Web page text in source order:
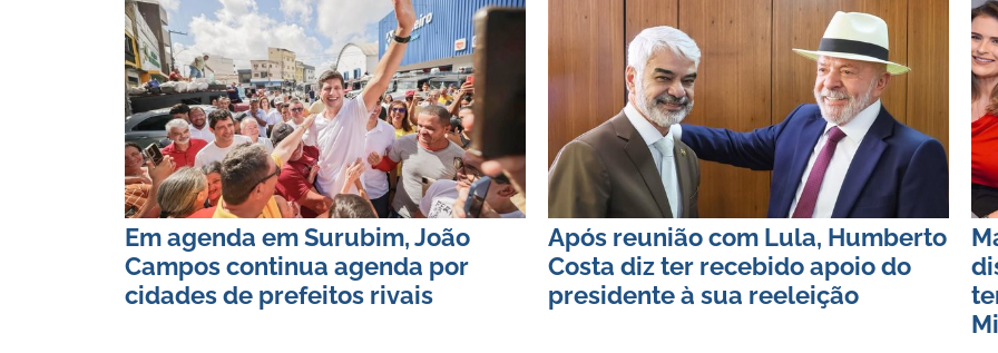
Em agenda em Surubim, João
Campos continua agenda por
cidades de prefeitos rivais
Após reunião com Lula, Humberto
Costa diz ter recebido apoio do
presidente à sua reeleição